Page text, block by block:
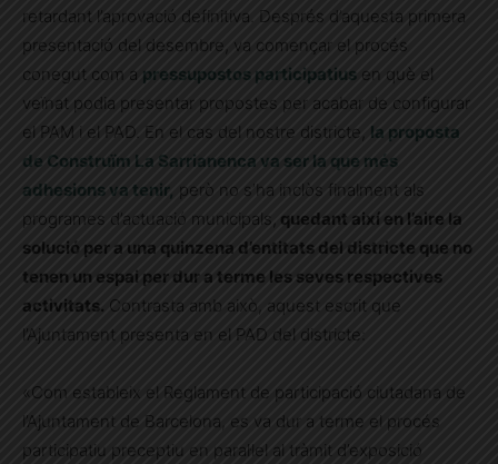
retardant l’aprovació definitiva. Després d’aquesta primera
presentació del desembre, va començar el procés
conegut com a pressupostos participatius en què el
veïnat podia presentar propostes per acabar de configurar
el PAM i el PAD. En el cas del nostre districte, la proposta
de Construïm La Sarrianenca va ser la que més
adhesions va tenir, però no s’ha inclòs finalment als
programes d’actuació municipals, quedant així en l’aire la
solució per a una quinzena d’entitats del districte que no
tenen un espai per dur a terme les seves respectives
activitats. Contrasta amb això, aquest escrit que
l’Ajuntament presenta en el PAD del districte:
«Com estableix el Reglament de participació ciutadana de
l’Ajuntament de Barcelona, es va dur a terme el procés
participatiu preceptiu en paral·lel al tràmit d’exposició